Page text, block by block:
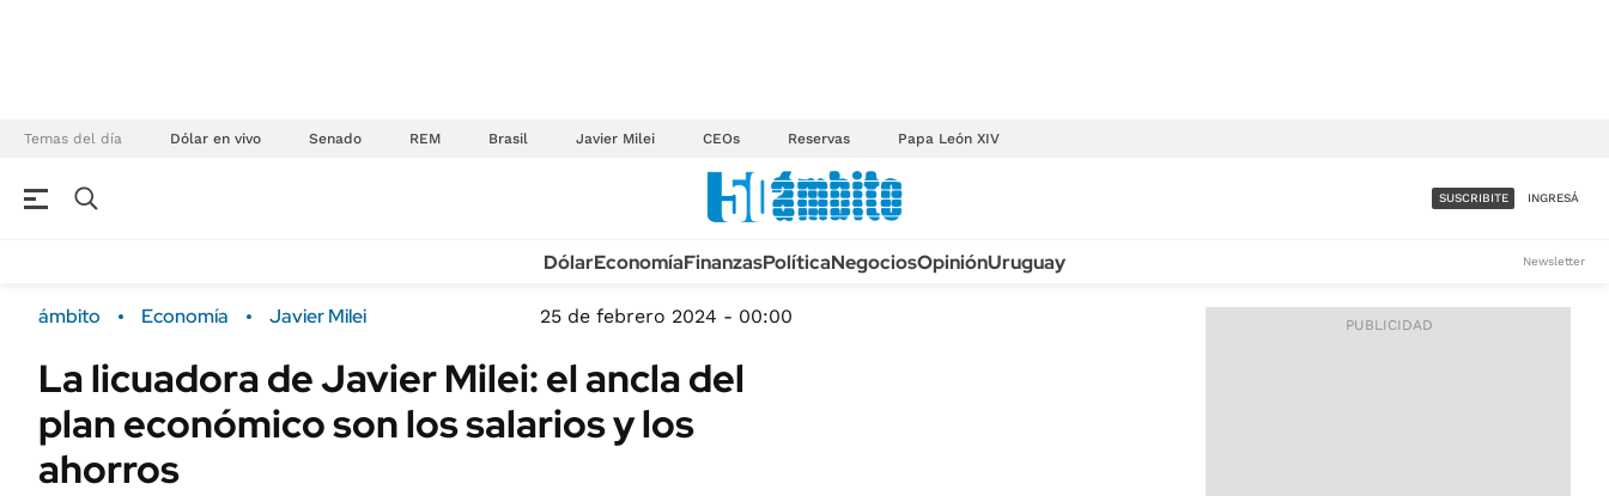
Temas del día Dólar en vivo Senado REM Brasil Javier Milei CEOs Reservas Papa León XIV
Campo
FINANZAS
Dólar
Sustentabilidad
TECNOLOGÍA
MÉXICO
MUNDO
INFORMACIÓN GENERAL
ACCESO FULL - $1.800/MES
SUSCRIBITE INGRESÁ
DólarEconomíaFinanzasPolíticaNegociosOpiniónUruguay Newsletter
ámbito Economía Javier Milei 25 de febrero 2024 - 00:00
La licuadora de Javier Milei: el ancla del
plan económico son los salarios y los
ahorros